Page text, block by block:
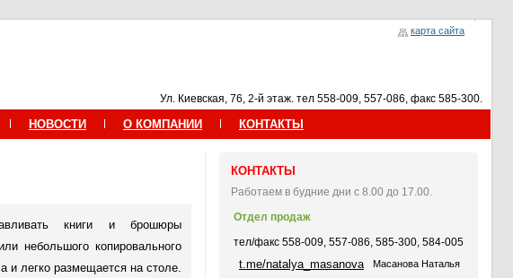
карта сайта
Ул. Киевская, 76, 2-й этаж. тел 558-009, 557-086, факс 585-300.
НОВОСТИ О КОМПАНИИ КОНТАКТЫ
книги и брошюры
небольшого копировального
и легко размещается на столе.
КОНТАКТЫ
Работаем в будние дни с 8.00 до 17.00.
Отдел продаж
тел/факс 558-009, 557-086, 585-300, 584-005
t.me/natalya_masanova Масанова Наталья